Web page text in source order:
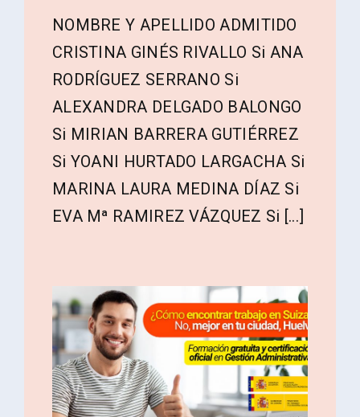
NOMBRE Y APELLIDO ADMITIDO
CRISTINA GINÉS RIVALLO Si ANA
RODRÍGUEZ SERRANO Si
ALEXANDRA DELGADO BALONGO
Si MIRIAN BARRERA GUTIÉRREZ
Si YOANI HURTADO LARGACHA Si
MARINA LAURA MEDINA DÍAZ Si
EVA Mª RAMIREZ VÁZQUEZ Si [...]